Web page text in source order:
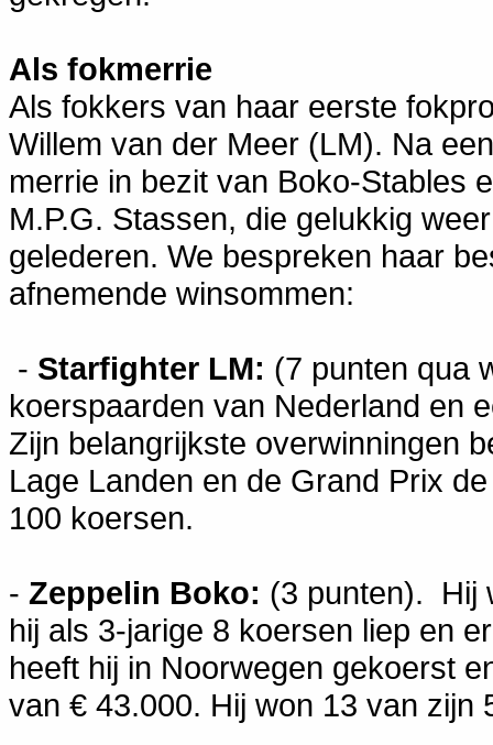
Als fokmerrie
Als fokkers van haar eerste
Willem van der Meer (LM). Na
merrie in bezit van Boko-Stables
M.P.G. Stassen, die gelukkig
gelederen. We bespreken haar
afnemende winsommen:
- Starfighter LM: (7 punten qua
koerspaarden van Nederland en
Zijn belangrijkste overwinningen
Lage Landen en de Grand Prix
100 koersen.
- Zeppelin Boko: (3 punten). Hij
hij als 3-jarige 8 koersen liep en
heeft hij in Noorwegen gekoerst
van € 43.000. Hij won 13 van zijn